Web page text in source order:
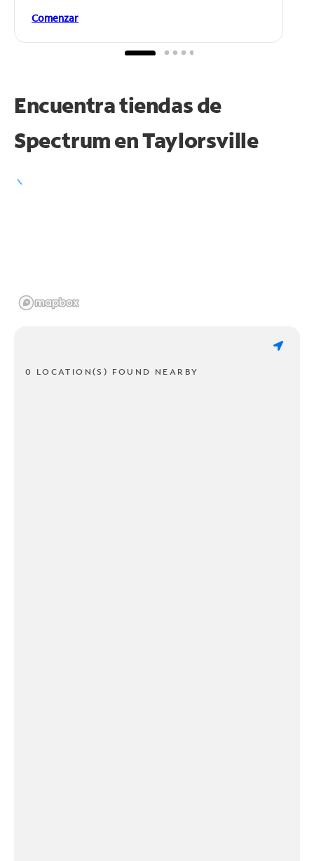
Comenzar
Encuentra tiendas de
Spectrum enTaylorsville
0 LOCATION(S) FOUND NEARBY